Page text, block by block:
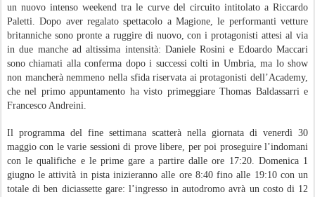
un nuovo intenso weekend tra le curve del circuito intitolato a Riccardo
Paletti. Dopo aver regalato spettacolo a Magione, le performanti vetture
britanniche sono pronte a ruggire di nuovo, con i protagonisti attesi al via
in due manche ad altissima intensità: Daniele Rosini e Edoardo Maccari
sono chiamati alla conferma dopo i successi colti in Umbria, ma lo show
non mancherà nemmeno nella sfida riservata ai protagonisti dell’Academy,
che nel primo appuntamento ha visto primeggiare Thomas Baldassarri e
Francesco Andreini.
Il programma del fine settimana scatterà nella giornata di venerdì 30
maggio con le varie sessioni di prove libere, per poi proseguire l’indomani
con le qualifiche e le prime gare a partire dalle ore 17:20. Domenica 1
giugno le attività in pista inizieranno alle ore 8:40 fino alle 19:10 con un
totale di ben diciassette gare: l’ingresso in autodromo avrà un costo di 12